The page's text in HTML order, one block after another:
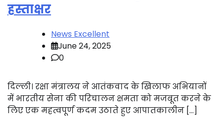
हस्ताक्षर
News Excellent
June 24, 2025
0
दिल्ली। रक्षा मंत्रालय ने आतंकवाद के खिलाफ अभियानों
में भारतीय सेना की परिचालन क्षमता को मजबूत करने के
लिए एक महत्वपूर्ण कदम उठाते हुए आपातकालीन […]